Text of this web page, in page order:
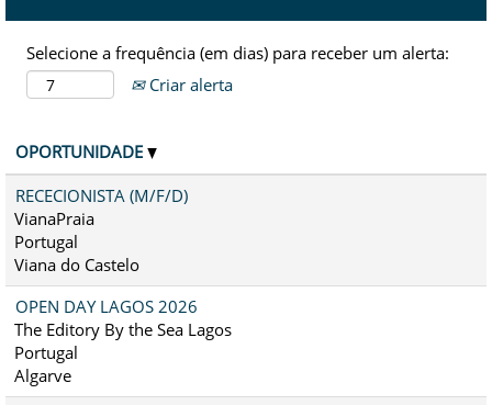
Selecione a frequência (em dias) para receber um alerta:
Criar alerta
OPORTUNIDADE
RECECIONISTA (M/F/D)
VianaPraia
Portugal
Viana do Castelo
OPEN DAY LAGOS 2026
The Editory By the Sea Lagos
Portugal
Algarve